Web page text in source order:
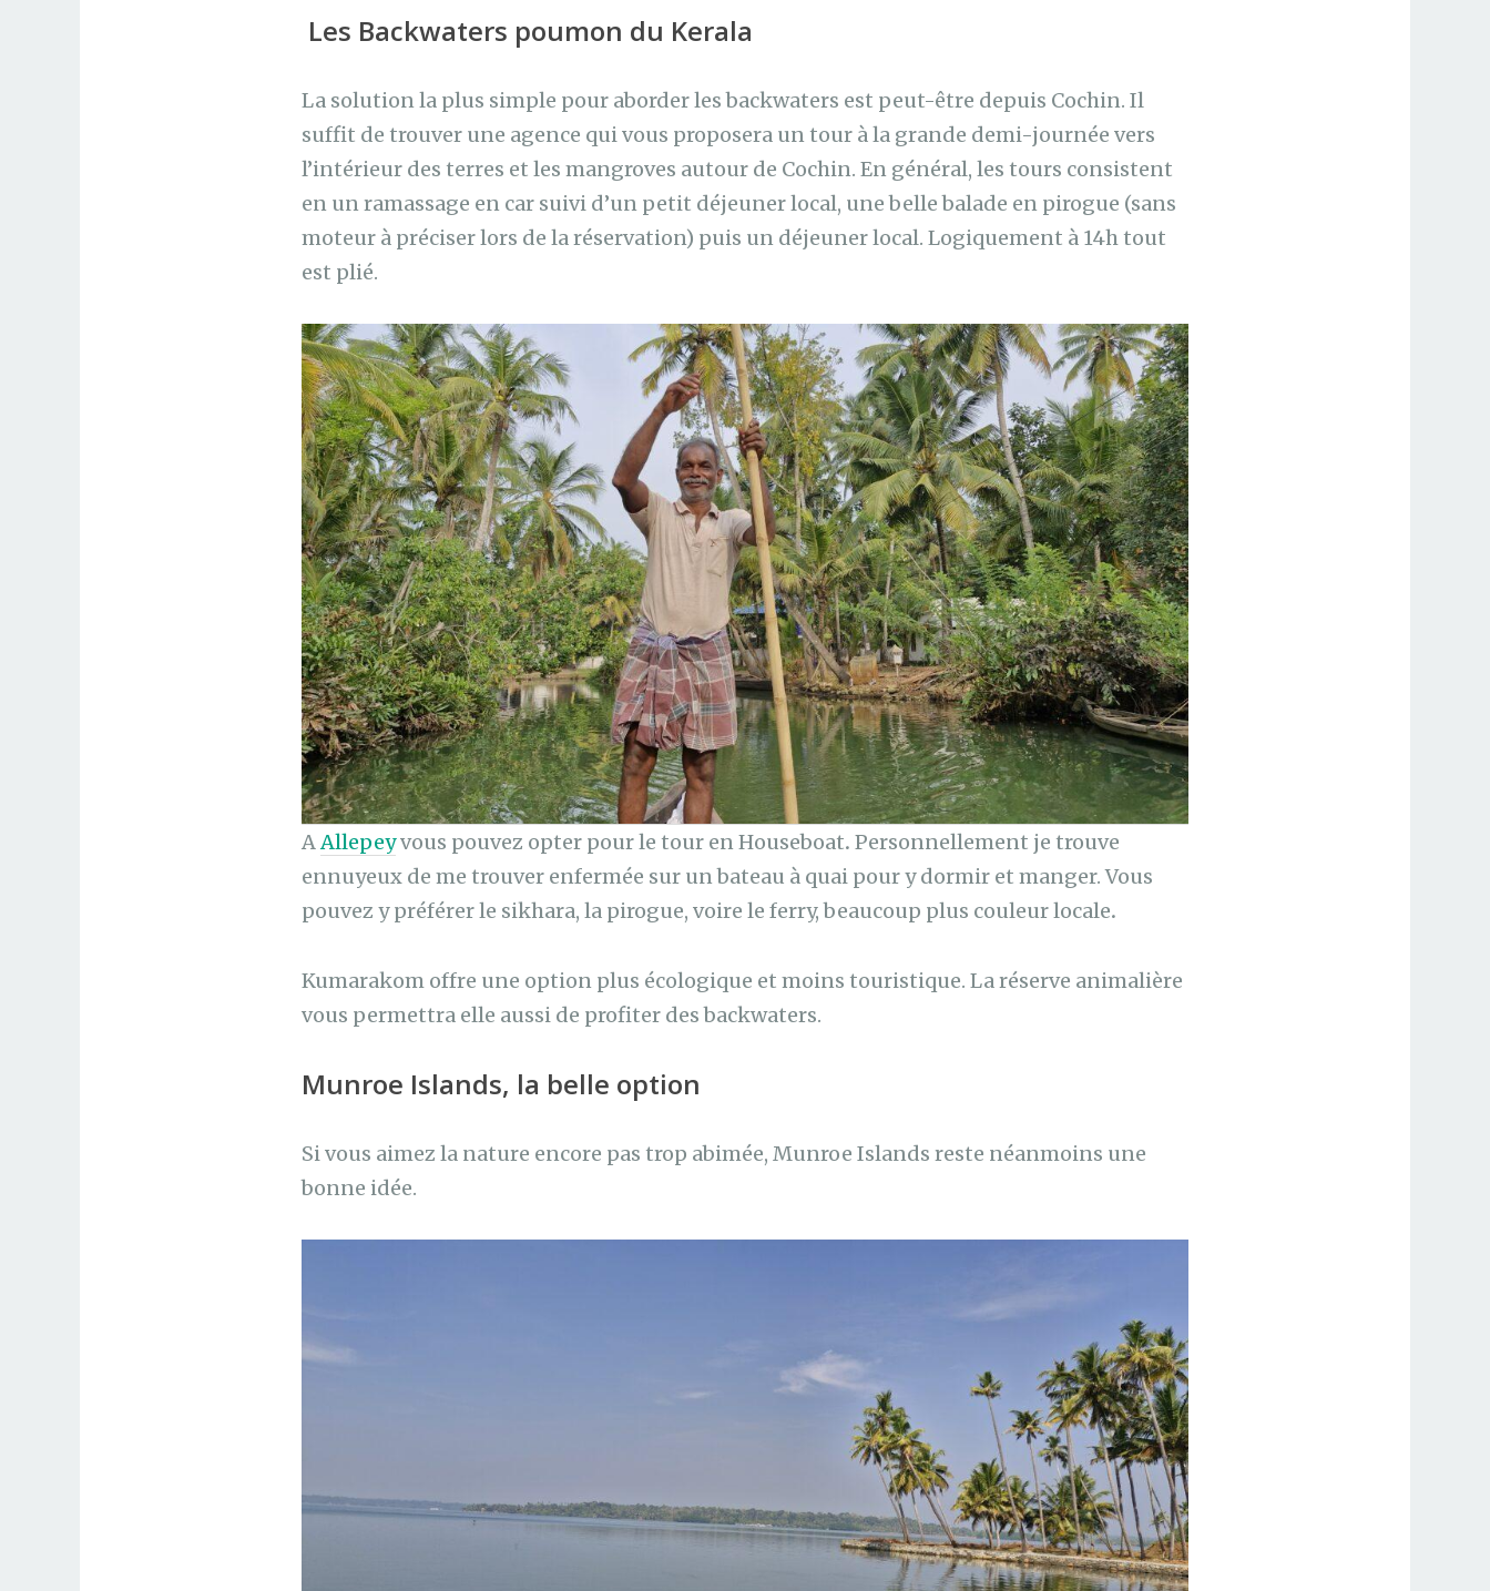
Les Backwaters poumon du Kerala
La solution la plus simple pour aborder les backwaters est peut-être depuis Cochin. Il
suffit de trouver une agence qui vous proposera un tour à la grande demi-journée vers
l’intérieur des terres et les mangroves autour de Cochin. En général, les tours consistent
en un ramassage en car suivi d’un petit déjeuner local, une belle balade en pirogue (sans
moteur à préciser lors de la réservation) puis un déjeuner local. Logiquement à 14h tout
est plié.
AAllepeyvous pouvez opter pour le tour en Houseboat. Personnellement je trouve
ennuyeux de me trouver enfermée sur un bateau à quai pour y dormir et manger. Vous
pouvez y préférer le sikhara, la pirogue, voire le ferry, beaucoup plus couleur locale.
Kumarakom offre une option plus écologique et moins touristique. La réserve animalière
vous permettra elle aussi de profiter des backwaters.
Munroe Islands, la belle option
Si vous aimez la nature encore pas trop abimée, Munroe Islands reste néanmoins une
bonne idée.